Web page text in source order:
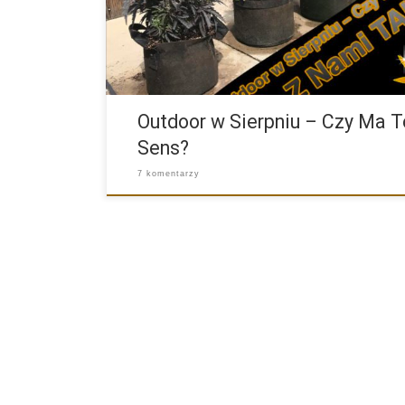
Outdoor w Sierpniu – Czy Ma
Sens?
7 komentarzy